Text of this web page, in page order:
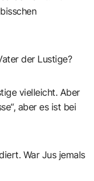
der Lustige?
vielleicht. Aber
aber es ist bei
War Jus jemals